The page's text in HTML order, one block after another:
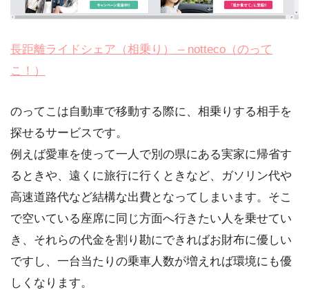
長距離ライドシェア（相乗り） – notteco（のって
こ！）
のってこは自動車で移動する際に、相乗りする相手を
探せるサービスです。
例えば愛車を使って一人で別の県にある実家に帰省す
るときや、遠くに旅行に行くときなど、ガソリン代や
高速道路代など結構な出費となってしまいます。そこ
で空いている座席に同じ方面へ行きたい人を乗せてい
き、それらの代金を割り勘にできればお財布に優しい
ですし、一台当たりの乗車人数が増えれば環境にも優
しくなります。